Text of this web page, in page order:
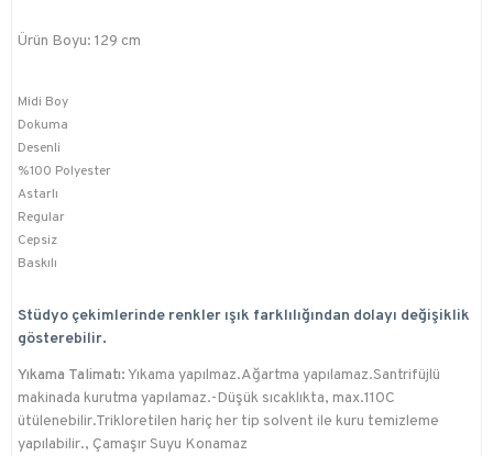
Ürün Boyu: 129 cm
Midi Boy
Dokuma
Desenli
%100 Polyester
Astarlı
Regular
Cepsiz
Baskılı
Stüdyo çekimlerinde renkler ışık farklılığından dolayı değişiklik
gösterebilir.
Yıkama Talimatı:Yıkama yapılmaz.Ağartma yapılamaz.Santrifüjlü
makinada kurutma yapılamaz.-Düşük sıcaklıkta, max.110C
ütülenebilir.Trikloretilen hariç her tip solvent ile kuru temizleme
yapılabilir., Çamaşır Suyu Konamaz